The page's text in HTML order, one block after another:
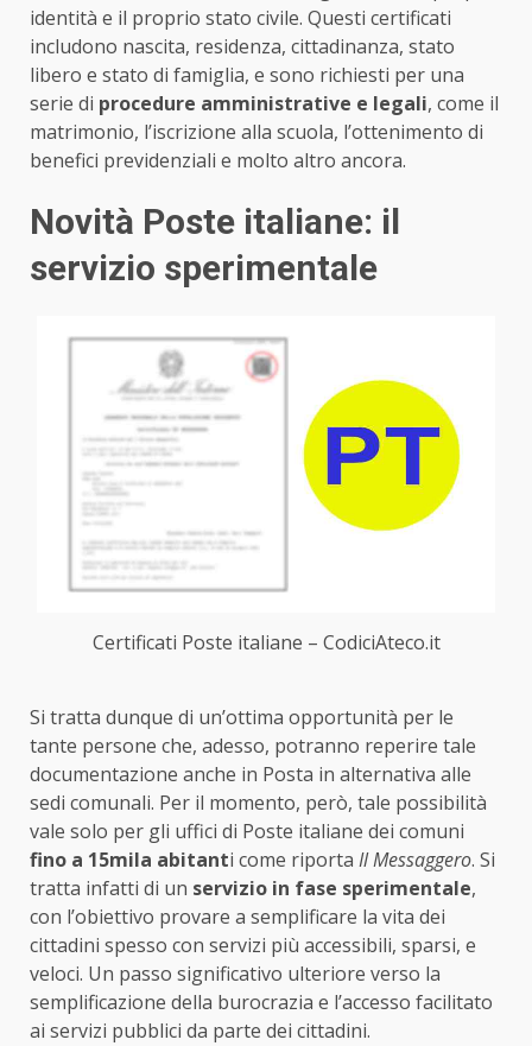
identità e il proprio stato civile. Questi certificati
includono nascita, residenza, cittadinanza, stato
libero e stato di famiglia, e sono richiesti per una
serie di procedure amministrative e legali, come il
matrimonio, l’iscrizione alla scuola, l’ottenimento di
benefici previdenziali e molto altro ancora.
Novità Poste italiane: il
servizio sperimentale
Certificati Poste italiane – CodiciAteco.it
Si tratta dunque di un’ottima opportunità per le
tante persone che, adesso, potranno reperire tale
documentazione anche in Posta in alternativa alle
sedi comunali. Per il momento, però, tale possibilità
vale solo per gli uffici di Poste italiane dei comuni
fino a 15mila abitanti come riporta Il Messaggero. Si
tratta infatti di un servizio in fase sperimentale,
con l’obiettivo provare a semplificare la vita dei
cittadini spesso con servizi più accessibili, sparsi, e
veloci. Un passo significativo ulteriore verso la
semplificazione della burocrazia e l’accesso facilitato
ai servizi pubblici da parte dei cittadini.